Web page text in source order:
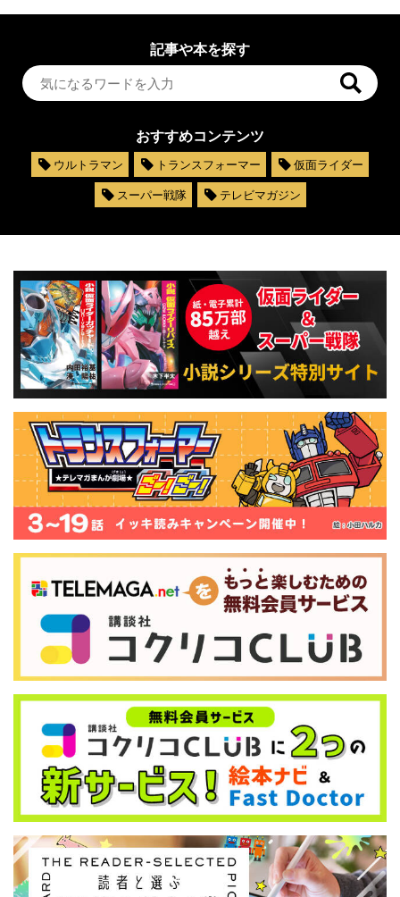
記事や本を探す
おすすめコンテンツ
ウルトラマン トランスフォーマー
仮面ライダー
スーパー戦隊
テレビマガジン